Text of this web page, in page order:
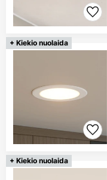
+ Kiekio nuolaida
+ Kiekio nuolaida